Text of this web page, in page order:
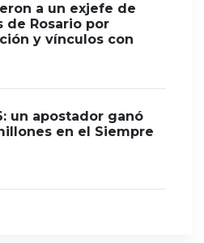
a un exjefe de
de Rosario por
y vínculos con
un apostador ganó
en el Siempre